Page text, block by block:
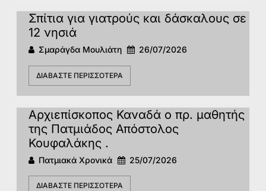
Σπίτια για γιατρούς και δάσκαλους σε
12 νησιά
Σμαράγδα Μουλιάτη 26/07/2026
ΔΙΑΒΆΣΤΕ ΠΕΡΙΣΣΌΤΕΡΑ
Αρχιεπίσκοπος Καναδά ο πρ. μαθητής
της Πατμιάδος Απόστολος
Κουφαλάκης .
Πατμιακά Χρονικά 25/07/2026
ΔΙΑΒΆΣΤΕ ΠΕΡΙΣΣΌΤΕΡΑ